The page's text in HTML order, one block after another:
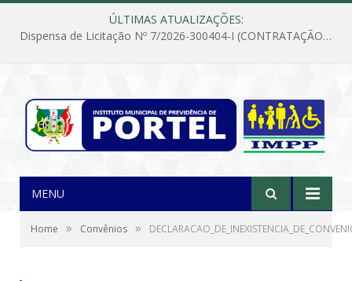
ÚLTIMAS ATUALIZAÇÕES:
Dispensa de Licitação Nº 7/2026-300404-I (CONTRATAÇÃO DE EMPRESA PARA MANUTENÇÃO E REPARAÇÃO DE APARELHOS DE AR CONDICIONADO, EM ATENDIMENTO ÀS NECESSIDADES DO INSTITUTO DE PREVIDÊNCIA MUNICIPAL DE PORTEL/PA)
MENU
Home » Convênios »